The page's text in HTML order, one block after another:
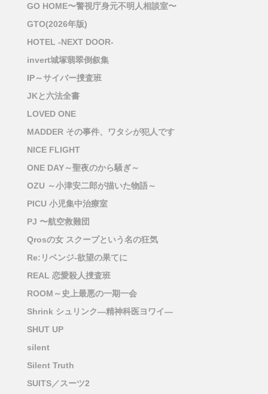
GO HOME〜警視庁身元不明人相談室〜
GTO(2026年版)
HOTEL -NEXT DOOR-
invert城塚翡翠倒叙集
IP～サイバー捜査班
JKと六法全書
LOVED ONE
MADDER その事件、ワタシが犯人です
NICE FLIGHT
ONE DAY～聖夜のから騒ぎ～
OZU ～小津安二郎が描いた物語～
PICU 小児集中治療室
PJ 〜航空救難団
Qrosの女 スクープという名の狂気
Re:リベンジ-欲望の果てに
REAL 恋愛殺人捜査班
ROOM～史上最悪の一期一会
Shrink シュリンク―精神科医ヨワイ―
SHUT UP
silent
Silent Truth
SUITS／スーツ2